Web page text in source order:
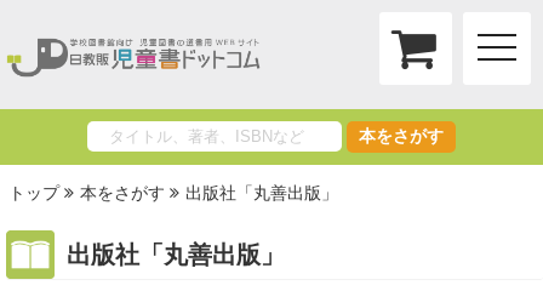
toggle
本をさがす
トップ 本をさがす 出版社「丸善出版」
出版社「丸善出版」